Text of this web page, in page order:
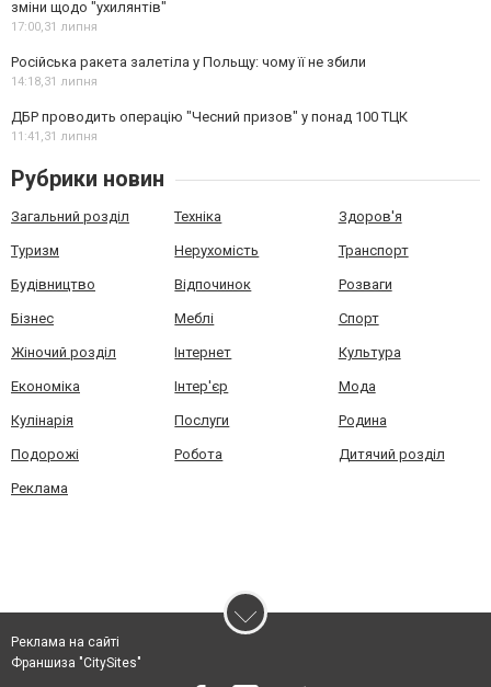
зміни щодо "ухилянтів"
17:00,31 липня
Російська ракета залетіла у Польщу: чому її не збили
14:18,31 липня
ДБР проводить операцію "Чесний призов" у понад 100 ТЦК
11:41,31 липня
Рубрики новин
Загальний розділ Техніка Здоров'я
Туризм Нерухомість Транспорт
Будівництво Відпочинок Розваги
Бізнес Меблі Спорт
Жіночий розділ Інтернет Культура
Економіка Інтер'єр Мода
Кулінарія Послуги Родина
Подорожі Робота Дитячий розділ
Реклама
Реклама на сайті
Франшиза "CitySites"